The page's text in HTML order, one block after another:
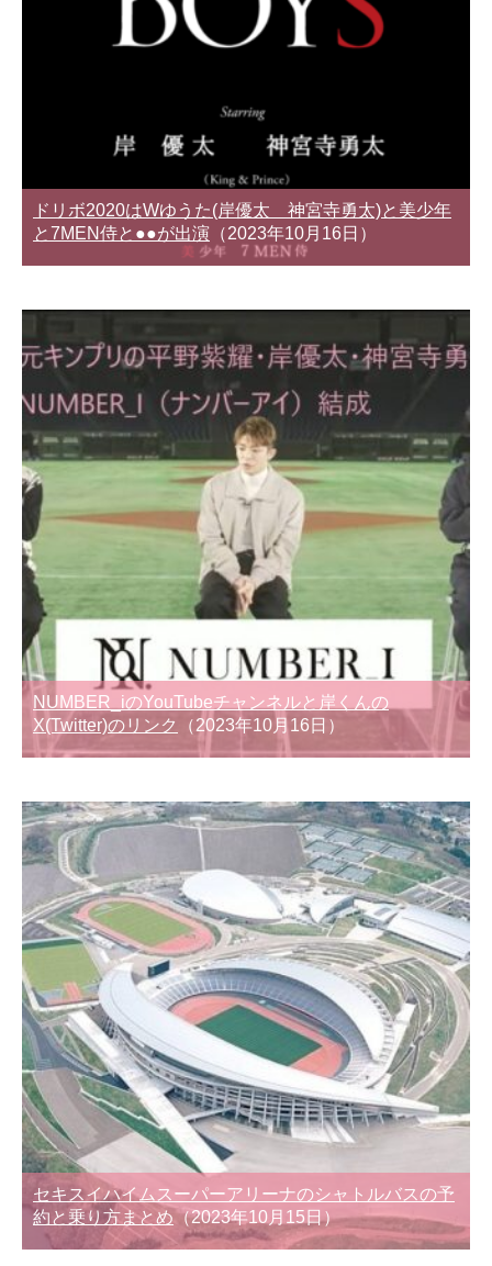
ドリボ2020はWゆうた(岸優太 神宮寺勇太)と美少年
と7MEN侍と●●が出演 （2023年10月16日）
NUMBER_iのYouTubeチャンネルと岸くんの
X(Twitter)のリンク
（2023年10月16日）
セキスイハイムスーパーアリーナのシャトルバスの予
約と乗り方まとめ （2023年10月15日）